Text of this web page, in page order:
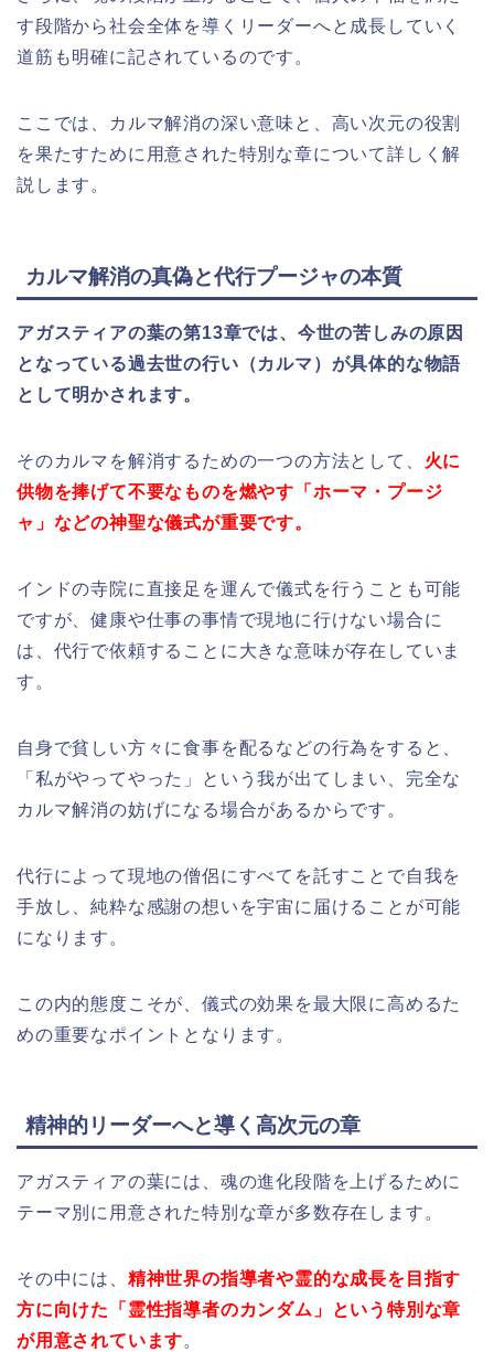
す段階から社会全体を導くリーダーへと成長していく
道筋も明確に記されているのです。
ここでは、カルマ解消の深い意味と、高い次元の役割
を果たすために用意された特別な章について詳しく解
説します。
カルマ解消の真偽と代行プージャの本質
アガスティアの葉の第13章では、今世の苦しみの原因
となっている過去世の行い（カルマ）が具体的な物語
として明かされます。
そのカルマを解消するための一つの方法として、 火に
供物を捧げて不要なものを燃やす「ホーマ・プージ
ャ」などの神聖な儀式が重要です。
インドの寺院に直接足を運んで儀式を行うことも可能
ですが、健康や仕事の事情で現地に行けない場合に
は、代行で依頼することに大きな意味が存在していま
す。
自身で貧しい方々に食事を配るなどの行為をすると、
「私がやってやった」という我が出てしまい、完全な
カルマ解消の妨げになる場合があるからです。
代行によって現地の僧侶にすべてを託すことで自我を
手放し、純粋な感謝の想いを宇宙に届けることが可能
になります。
この内的態度こそが、儀式の効果を最大限に高めるた
めの重要なポイントとなります。
精神的リーダーへと導く高次元の章
アガスティアの葉には、魂の進化段階を上げるために
テーマ別に用意された特別な章が多数存在します。
その中には、 精神世界の指導者や霊的な成長を目指す
方に向けた「霊性指導者のカンダム」という特別な章
が用意されています。